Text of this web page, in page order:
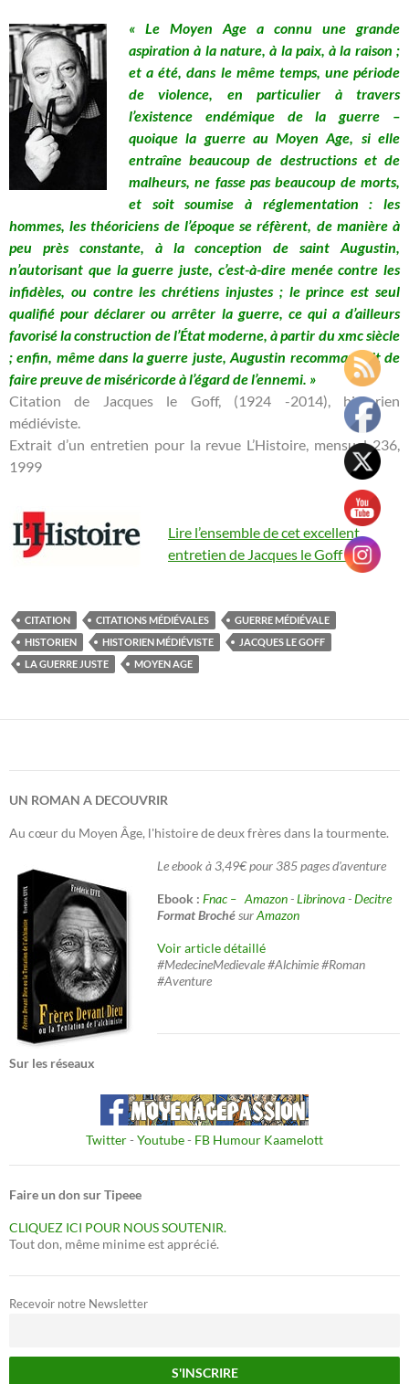
« Le Moyen Age a connu une grande
aspiration à la nature, à la paix, à la raison ;
et a été, dans le même temps, une période
de violence, en particulier à travers
l’existence endémique de la guerre –
quoique la guerre au Moyen Age, si elle
entraîne beaucoup de destructions et de
malheurs, ne fasse pas beaucoup de morts,
et soit soumise à réglementation : les
hommes, les théoriciens de l’époque se réfèrent, de manière à
peu près constante, à la conception de saint Augustin,
n’autorisant que la guerre juste, c’est-à-dire menée contre les
infidèles, ou contre les chrétiens injustes ; le prince est seul
qualifié pour déclarer ou arrêter la guerre, ce qui a d’ailleurs
favorisé la construction de l’État moderne, à partir du xmc siècle
; enfin, même dans la guerre juste, Augustin recommandait de
faire preuve de miséricorde à l’égard de l’ennemi. »
Citation de Jacques le Goff, (1924 -2014), historien
médiéviste.
Extrait d’un entretien pour la revue L’Histoire, mensuel 236,
1999
Lire l’ensemble de cet excellent
entretien de Jacques le Goff ici.
CITATION CITATIONS MÉDIÉVALES
GUERRE MÉDIÉVALE
HISTORIEN
HISTORIEN MÉDIÉVISTE
JACQUES LE GOFF
LA GUERRE JUSTE
MOYEN AGE
UN ROMAN A DECOUVRIR
Au cœur du Moyen Âge, l'histoire de deux frères dans la tourmente.
Le ebook à 3,49€ pour 385 pages d'aventure
Ebook : Fnac – Amazon-Librinova-Decitre
Format BrochésurAmazon
Voir article détaillé
#MedecineMedievale #Alchimie #Roman
#Aventure
Sur les réseaux
Twitter- Youtube- FB Humour Kaamelott
Faire un don sur Tipeee
CLIQUEZ ICI POUR NOUS SOUTENIR.
Tout don, même minime est apprécié.
Recevoir notre Newsletter